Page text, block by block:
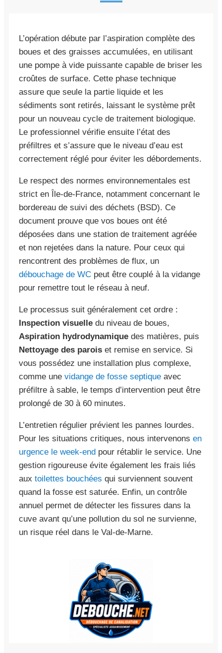
L’opération débute par l’aspiration complète des
boues et des graisses accumulées, en utilisant
une pompe à vide puissante capable de briser les
croûtes de surface. Cette phase technique
assure que seule la partie liquide et les
sédiments sont retirés, laissant le système prêt
pour un nouveau cycle de traitement biologique.
Le professionnel vérifie ensuite l’état des
préfiltres et s’assure que le niveau d’eau est
correctement réglé pour éviter les débordements.
Le respect des normes environnementales est
strict en Île-de-France, notamment concernant le
bordereau de suivi des déchets (BSD). Ce
document prouve que vos boues ont été
déposées dans une station de traitement agréée
et non rejetées dans la nature. Pour ceux qui
rencontrent des problèmes de flux, un
débouchage de WC peut être couplé à la vidange
pour remettre tout le réseau à neuf.
Le processus suit généralement cet ordre :
Inspection visuelle du niveau de boues,
Aspiration hydrodynamique des matières, puis
Nettoyage des parois et remise en service. Si
vous possédez une installation plus complexe,
comme une vidange de fosse septique avec
préfiltre à sable, le temps d’intervention peut être
prolongé de 30 à 60 minutes.
L’entretien régulier prévient les pannes lourdes.
Pour les situations critiques, nous intervenons en
urgence le week-end pour rétablir le service. Une
gestion rigoureuse évite également les frais liés
aux toilettes bouchées qui surviennent souvent
quand la fosse est saturée. Enfin, un contrôle
annuel permet de détecter les fissures dans la
cuve avant qu’une pollution du sol ne survienne,
un risque réel dans le Val-de-Marne.